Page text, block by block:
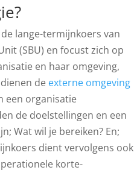
lange-termijnkoers van
(SBU) en focust zich op
en haar omgeving,
de externe omgeving
een organisatie
de doelstellingen en een
Wat wil je bereiken? En;
dient vervolgens ook
korte-